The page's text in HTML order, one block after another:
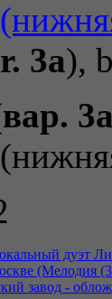
3a),
вар. 3a